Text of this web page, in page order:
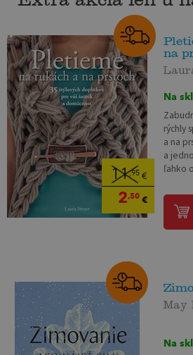
11,95€
2,50€
na
Na
rýchly
a na
a
ľahko
May
Na